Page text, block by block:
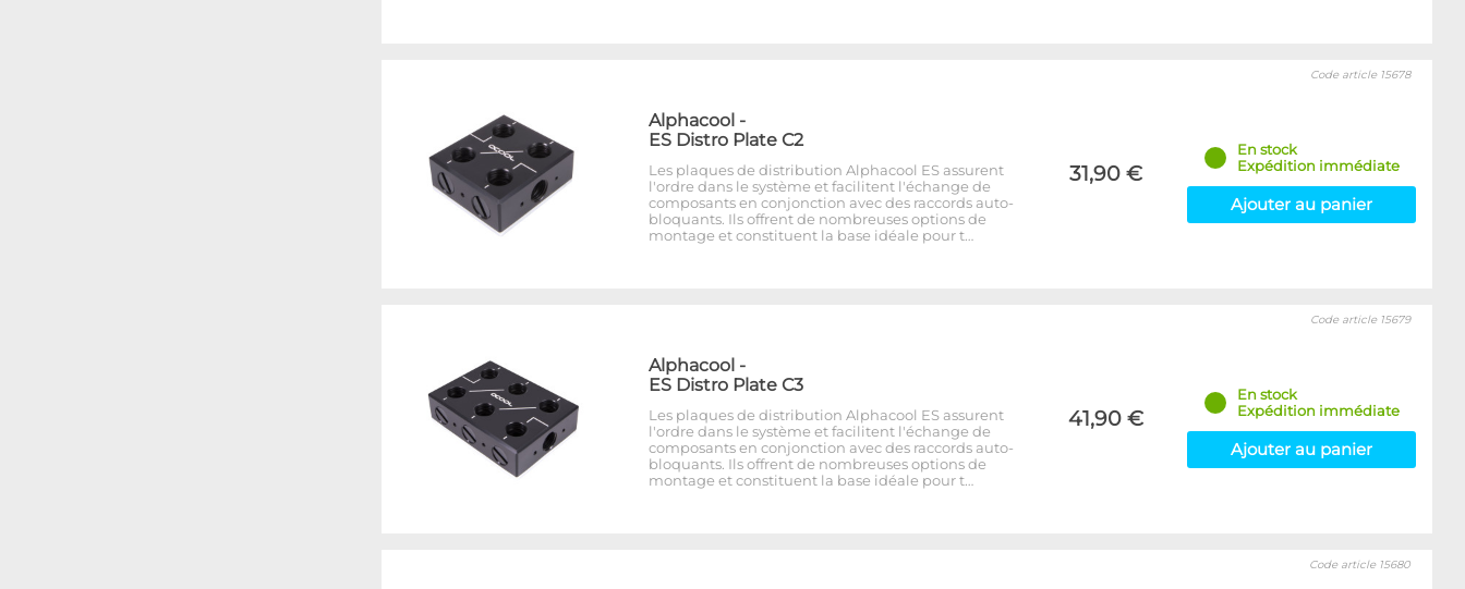
Alphacool -
ES Distro Plate C2
Les plaques de distribution Alphacool ES assurent
l'ordre dans le système et facilitent l'échange de
composants en conjonction avec des raccords auto-
bloquants. Ils offrent de nombreuses options de
montage et constituent la base idéale pour t…
31,90 €
Code article 15678
En stock
Expédition immédiate
Ajouter au panier
Alphacool -
ES Distro Plate C3
Les plaques de distribution Alphacool ES assurent
l'ordre dans le système et facilitent l'échange de
composants en conjonction avec des raccords auto-
bloquants. Ils offrent de nombreuses options de
montage et constituent la base idéale pour t…
41,90 €
Code article 15679
En stock
Expédition immédiate
Ajouter au panier
Code article 15680